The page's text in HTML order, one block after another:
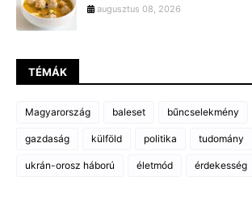
augusztus 08, 2026
TÉMÁK
Magyarország baleset bűncselekmény
gazdaság külföld politika tudomány
ukrán-orosz háború életmód érdekesség